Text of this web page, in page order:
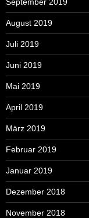
August 2019
Juli 2019
Juni 2019
Mai 2019
April 2019
März 2019
Februar 2019
Januar 2019
Dezember 2018
November 2018